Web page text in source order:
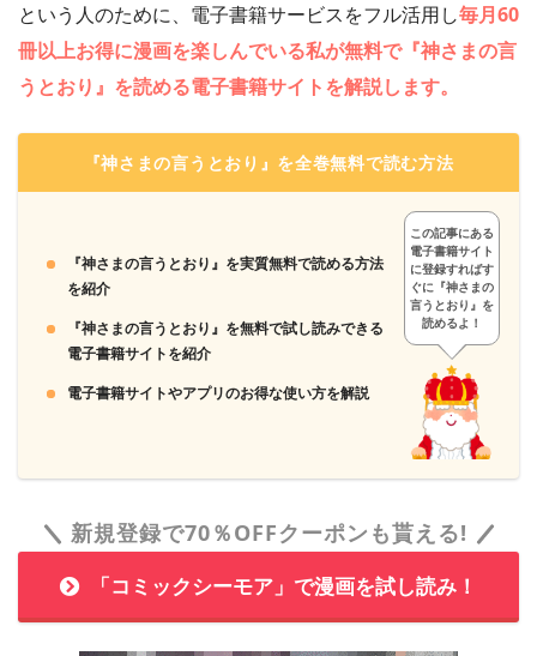
という人のために、電子書籍サービスをフル活用し毎月60
冊以上お得に漫画を楽しんでいる私が無料で『神さまの言
うとおり』を読める電子書籍サイトを解説します。
『神さまの言うとおり』を全巻無料で読む方法
『神さまの言うとおり』を実質無料で読める方法
を紹介
『神さまの言うとおり』を無料で試し読みできる
電子書籍サイトを紹介
電子書籍サイトやアプリのお得な使い方を解説
この記事にある
電子書籍サイト
に登録すればす
ぐに『神さまの
言うとおり』を
読めるよ！
新規登録で70％OFFクーポンも貰える!
「コミックシーモア」で漫画を試し読み！